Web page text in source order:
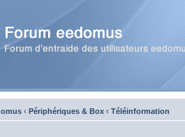
‹ Périphériques & Box ‹ Téléinformation